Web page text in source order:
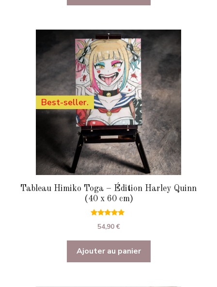
Best-seller.
Tableau Himiko Toga – Édition Harley Quinn
(40 x 60 cm)
sur 5
54,90 €
Ajouter au panier